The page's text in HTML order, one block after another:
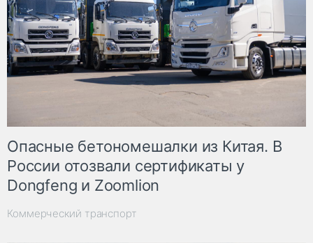
Опасные бетономешалки из Китая. В
России отозвали сертификаты у
Dongfeng и Zoomlion
Коммерческий транспорт